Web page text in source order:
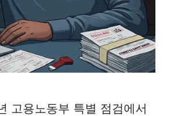
고용노동부 특별 점검에서